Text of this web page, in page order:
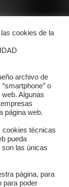
cookies de la
archivo de
o
Algunas
página web.
cookies técnicas
pueda
son las únicas
página, para
para poder